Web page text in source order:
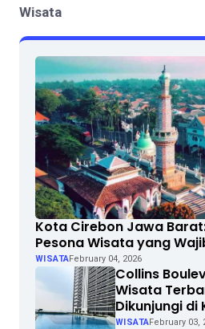
Wisata
Kota Cirebon Jawa
Pesona Wisata yang
WISATAFebruary 04, 2026
Collins
Wisata
Dikunjungi di
WISATAFebruary 03,